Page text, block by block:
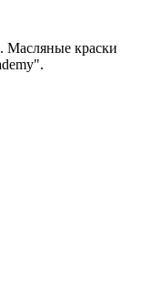
Масляные краски